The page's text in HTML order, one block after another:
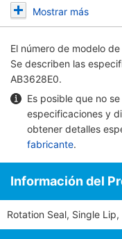
Mostrar más
El número de modelo de
Se describen las
AB3628E0.
Es posible que no
especificaciones y
obtener detalles
fabricante.
Información del
Rotation Seal, Single